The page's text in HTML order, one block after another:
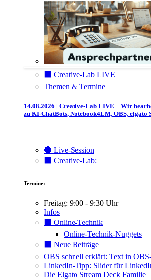
⬛️ Creative-Lab LIVE
Themen & Termine
14.08.2026 | Creative-Lab LIVE – Wir
zu KI-ChatBots, Notebook4LM, OBS, elgato
🔴 Live-Session
⬛️ Creative-Lab:
Termine:
Freitag: 9:00 - 9:30 Uhr
Infos
⬛️ Online-Technik
Online-Technik-Nuggets
⬛️ Neue Beiträge
OBS schnell erklärt: Text in
LinkedIn-Tipp: Slider für
Die Elgato Stream Deck Familie